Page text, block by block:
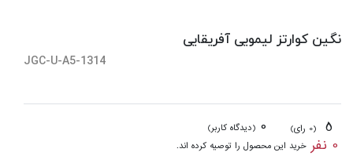
نگین کوارتز لیمویی آفریقایی
JGC-U-A5-1314
(0 رای) 0 (دیدگاه کاربر)
0 نفر خرید این محصول را توصیه کرده اند.